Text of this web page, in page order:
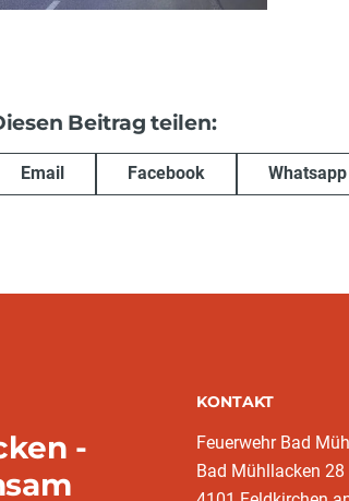
Beitrag teilen:
Email Facebook Whatsapp
-
KONTAKT
Feuerwehr Bad
Bad Mühllacken 28